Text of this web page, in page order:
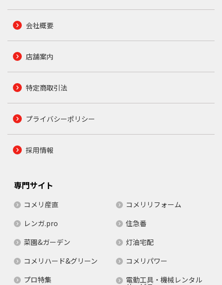
会社概要
店舗案内
特定商取引法
プライバシーポリシー
採用情報
専門サイト
コメリ産直
コメリリフォーム
レンガ.pro
住急番
菜園&ガーデン
灯油宅配
コメリハード&グリーン
コメリパワー
プロ特集
電動工具・機械レンタル